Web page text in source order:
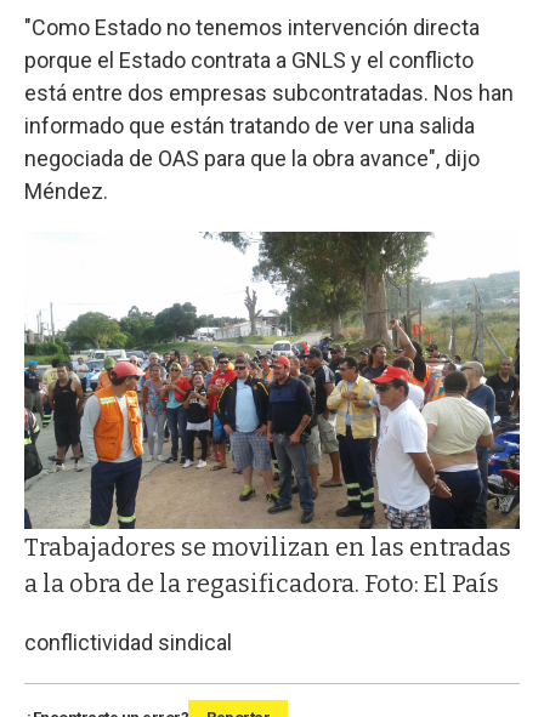
"Como Estado no tenemos intervención directa
porque el Estado contrata a GNLS y el conflicto
está entre dos empresas subcontratadas. Nos han
informado que están tratando de ver una salida
negociada de OAS para que la obra avance", dijo
Méndez.
Trabajadores se movilizan en las entradas
a la obra de la regasificadora. Foto: El País
conflictividad sindical